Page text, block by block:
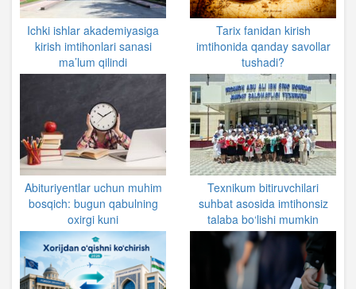
Ichki ishlar akademiyasiga
kirish imtihonlari sanasi
ma’lum qilindi
Tarix fanidan kirish
imtihonida qanday savollar
tushadi?
Abituriyentlar uchun muhim
bosqich: bugun qabulning
oxirgi kuni
Texnikum bitiruvchilari
suhbat asosida imtihonsiz
talaba bo‘lishi mumkin